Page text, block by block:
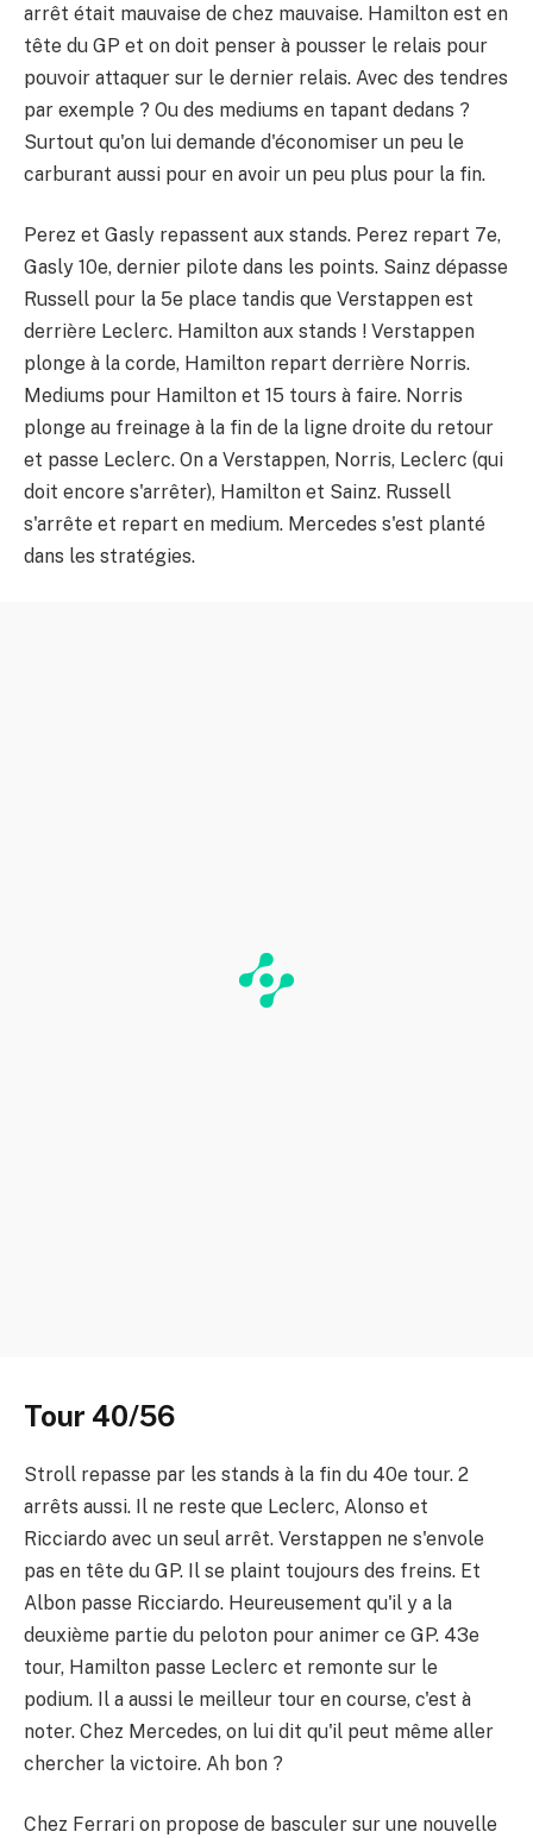
arrêt était mauvaise de chez mauvaise. Hamilton est en
tête du GP et on doit penser à pousser le relais pour
pouvoir attaquer sur le dernier relais. Avec des tendres
par exemple ? Ou des mediums en tapant dedans ?
Surtout qu'on lui demande d'économiser un peu le
carburant aussi pour en avoir un peu plus pour la fin.
Perez et Gasly repassent aux stands. Perez repart 7e,
Gasly 10e, dernier pilote dans les points. Sainz dépasse
Russell pour la 5e place tandis que Verstappen est
derrière Leclerc. Hamilton aux stands ! Verstappen
plonge à la corde, Hamilton repart derrière Norris.
Mediums pour Hamilton et 15 tours à faire. Norris
plonge au freinage à la fin de la ligne droite du retour
et passe Leclerc. On a Verstappen, Norris, Leclerc (qui
doit encore s'arrêter), Hamilton et Sainz. Russell
s'arrête et repart en medium. Mercedes s'est planté
dans les stratégies.
Tour 40/56
Stroll repasse par les stands à la fin du 40e tour. 2
arrêts aussi. Il ne reste que Leclerc, Alonso et
Ricciardo avec un seul arrêt. Verstappen ne s'envole
pas en tête du GP. Il se plaint toujours des freins. Et
Albon passe Ricciardo. Heureusement qu'il y a la
deuxième partie du peloton pour animer ce GP. 43e
tour, Hamilton passe Leclerc et remonte sur le
podium. Il a aussi le meilleur tour en course, c'est à
noter. Chez Mercedes, on lui dit qu'il peut même aller
chercher la victoire. Ah bon ?
Chez Ferrari on propose de basculer sur une nouvelle